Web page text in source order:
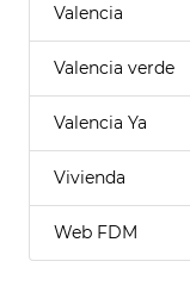
Valencia
Valencia verde
Valencia Ya
Vivienda
Web FDM